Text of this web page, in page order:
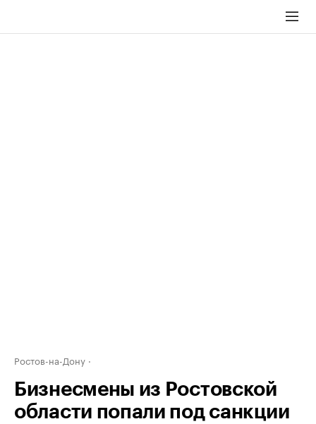
Ростов-на-Дону
Бизнесмены из Ростовской
области попали под санкции